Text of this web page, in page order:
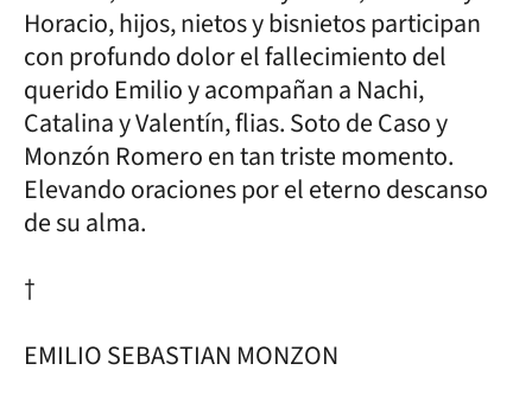
Horacio, hijos, nietos y bisnietos participan
con profundo dolor el fallecimiento del
querido Emilio y acompañan a Nachi,
Catalina y Valentín, flias. Soto de Caso y
Monzón Romero en tan triste momento.
Elevando oraciones por el eterno descanso
de su alma.
†
EMILIO SEBASTIAN MONZON